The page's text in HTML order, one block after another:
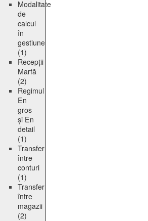
Modalitate
de
calcul
în
gestiune
(1)
Recepții
Marfă
(2)
Regimul
En
gros
și En
detail
(1)
Transfer
între
conturi
(1)
Transfer
între
magazii
(2)